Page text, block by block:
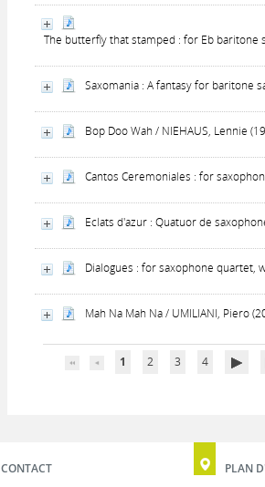
The butterfly that stamped : for Eb baritone
Saxomania : A fantasy for baritone
Bop Doo Wah / NIEHAUS, Lennie
Cantos Ceremoniales : for
Eclats d'azur : Quatuor de
Dialogues : for saxophone quartet,
Mah Na Mah Na / UMILIANI, Piero
1 2 3 4
CONTACT PLAN